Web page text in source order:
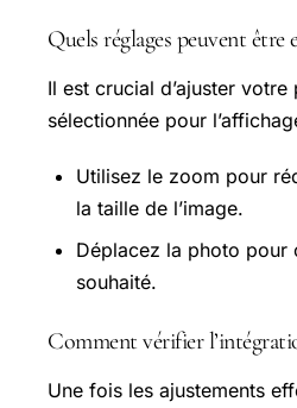
Quels réglages peuvent être
Il est crucial d’ajuster votre
sélectionnée pour
Utilisez le zoom pour
la taille de l’image.
Déplacez la photo pour
souhaité.
Comment vérifier
Une fois les ajustements